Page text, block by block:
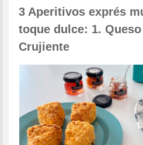
3 Aperitivos exprés
toque dulce: 1.
Crujiente